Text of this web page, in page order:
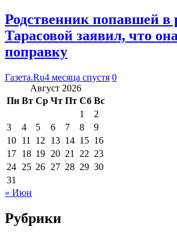
Родственник попавшей
Тарасовой заявил, что
поправку
Газета.Ru4 месяца спустя 0
Август 2026
Пн Вт Ср Чт Пт Сб Вс
1
2
3
4 5 6 7 8
9
10 11 12 13 14 15 16
17 18 19 20 21 22 23
24 25 26 27 28 29 30
31
« Июн
Рубрики